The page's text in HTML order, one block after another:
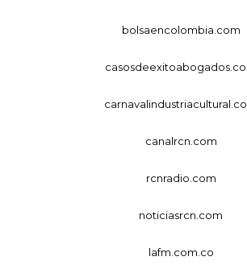
bolsaencolombia.com
canalrcn.com
rcnradio.com
noticiasrcn.com
lafm.com.co